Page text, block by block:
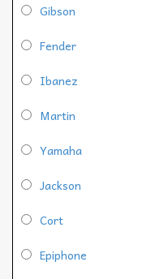
Gibson
Fender
Ibanez
Martin
Yamaha
Jackson
Cort
Epiphone